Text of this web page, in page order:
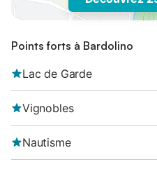
Points forts à Bardolino
Lac de Garde
Vignobles
Nautisme